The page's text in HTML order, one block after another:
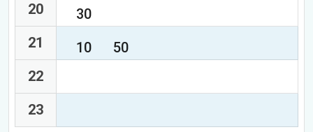
20
30
21
10
50
22
23